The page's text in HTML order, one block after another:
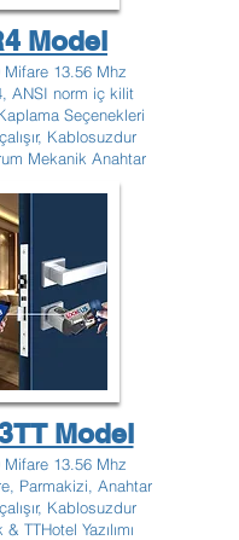
Model
Mifare 13.56 Mhz
ANSI norm iç kilit
Seçenekleri
Kablosuzdur
Mekanik Anahtar
Model
Mifare 13.56 Mhz
Parmakizi, Anahtar
Kablosuzdur
TTHotel Yazılımı